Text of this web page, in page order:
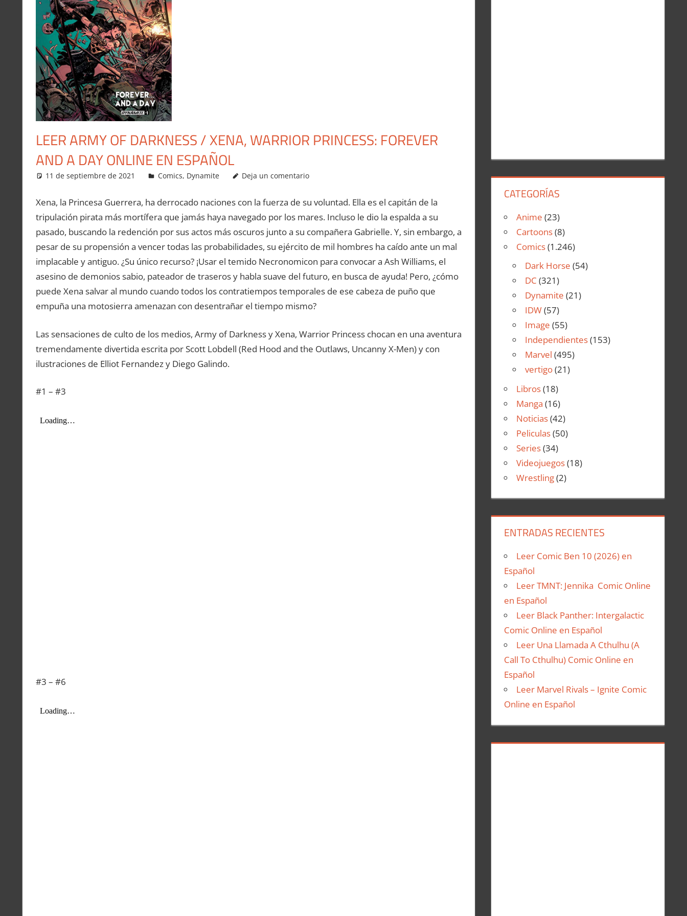
LEER ARMY OF DARKNESS / XENA, WARRIOR PRINCESS: FOREVER
AND A DAY ONLINE EN ESPAÑOL
11 de septiembre de 2021 Carlitox Banana
Comics, Dynamite Deja un comentario
Xena, la Princesa Guerrera, ha derrocado naciones con la fuerza de su voluntad. Ella es el capitán de la
tripulación pirata más mortífera que jamás haya navegado por los mares. Incluso le dio la espalda a su
pasado, buscando la redención por sus actos más oscuros junto a su compañera Gabrielle. Y, sin embargo, a
pesar de su propensión a vencer todas las probabilidades, su ejército de mil hombres ha caído ante un mal
implacable y antiguo. ¿Su único recurso? ¡Usar el temido Necronomicon para convocar a Ash Williams, el
asesino de demonios sabio, pateador de traseros y habla suave del futuro, en busca de ayuda! Pero, ¿cómo
puede Xena salvar al mundo cuando todos los contratiempos temporales de ese cabeza de puño que
empuña una motosierra amenazan con desentrañar el tiempo mismo?
Las sensaciones de culto de los medios, Army of Darkness y Xena, Warrior Princess chocan en una aventura
tremendamente divertida escrita por Scott Lobdell (Red Hood and the Outlaws, Uncanny X-Men) y con
ilustraciones de Elliot Fernandez y Diego Galindo.
#1 – #3
#3 – #6
CATEGORÍAS
Anime (23)
Cartoons(8)
Comics(1.246)
Dark Horse (54)
DC (321)
Dynamite (21)
IDW(57)
Image (55)
Independientes(153)
Marvel (495)
vertigo(21)
Libros(18)
Manga (16)
Noticias(42)
Peliculas(50)
Series(34)
Videojuegos(18)
Wrestling(2)
ENTRADAS RECIENTES
Leer Comic Ben 10 (2026) en
Español
Leer TMNT: Jennika Comic Online
en Español
Leer Black Panther: Intergalactic
Comic Online en Español
Leer Una Llamada A Cthulhu (A
Call To Cthulhu) Comic Online en
Español
Leer Marvel Rivals – Ignite Comic
Online en Español